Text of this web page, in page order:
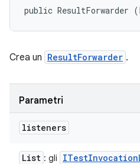
public ResultForwarder
Crea un ResultForwarder .
Parametri
listeners
List : gli ITestInvocation